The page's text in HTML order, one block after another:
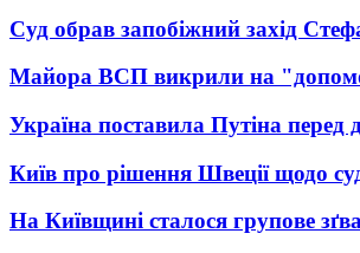
Суд обрав запобіжний захід
Майора ВСП викрили на
Україна поставила Путіна
Київ про рішення Швеції щодо
На Київщині сталося групове